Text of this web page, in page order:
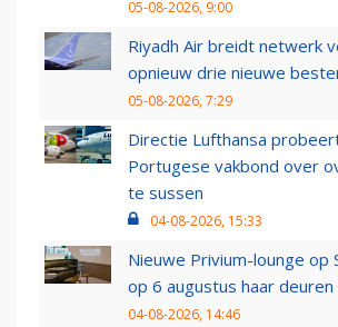
05-08-2026, 9:00
Riyadh Air breidt netwerk
opnieuw drie nieuwe
05-08-2026, 7:29
Directie Lufthansa
Portugese vakbond over
te sussen
04-08-2026, 15:33
Nieuwe Privium-lounge op
op 6 augustus haar deuren
04-08-2026, 14:46